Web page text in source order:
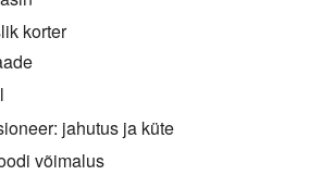
korter
jahutus ja küte
võimalus